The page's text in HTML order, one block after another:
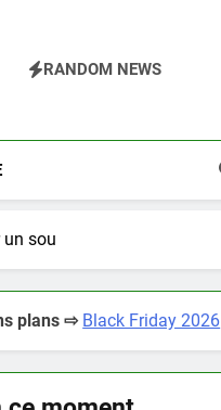
RANDOM NEWS
un sou
plans ⇨ Black Friday 2026